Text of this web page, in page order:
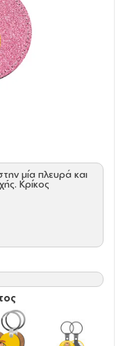
μία πλευρά και
Κρίκος